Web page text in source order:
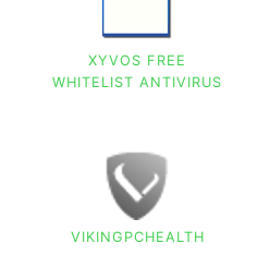
XYVOS FREE
WHITELIST ANTIVIRUS
VIKINGPCHEALTH